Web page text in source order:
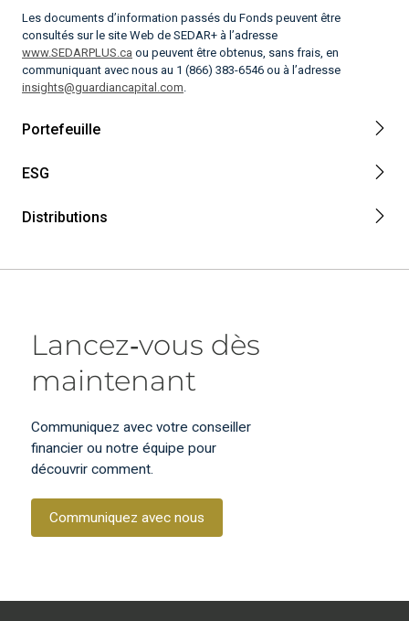
Les documents d’information passés du Fonds peuvent être
consultés sur le site Web de SEDAR+ à l’adresse
www.SEDARPLUS.ca ou peuvent être obtenus, sans frais, en
communiquant avec nous au 1 (866) 383-6546 ou à l’adresse
insights@guardiancapital.com.
Portefeuille
ESG
Distributions
Lancez‑vous dès
maintenant
Communiquez avec votre conseiller
financier ou notre équipe pour
découvrir comment.
Communiquez avec nous